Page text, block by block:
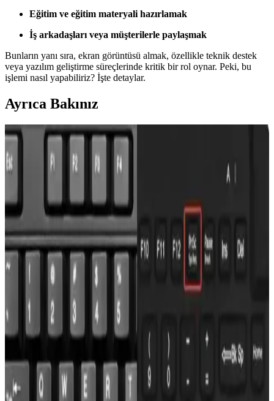
Eğitim ve eğitim materyali hazırlamak
İş arkadaşları veya müşterilerle paylaşmak
Bunların yanı sıra, ekran görüntüsü almak, özellikle teknik destek
veya yazılım geliştirme süreçlerinde kritik bir rol oynar. Peki, bu
işlemi nasıl yapabiliriz? İşte detaylar.
Ayrıca Bakınız
Mobil Cihazlarda Ekran Görüntüsü Alma
Yöntemleri ve İpuçları
Mobil cihazlarda ekran görüntüsü almak için Android ve iOS
kolaylaştırıyoruz.
Çözüm Yöntemleri
Telefon ekran görüntüsü alınırken bulanık çıkma sorunlarının temel
nedenleri ve çözüm yolları, cihaz ve uygulama ayarlarının kontrolü
ile güncellemelerin önemi anlatılıyor.
Bilgisayarda Ekran Görüntüsü Alma ve Geçici
Dosyalarla Çalışma Rehberi
Bu rehberde, Windows ve Mac'te ekran görüntüsü alma yöntemleri
ile geçici dosyaların yönetimi ve temizliği hakkında detaylı bilgiler
ve ipuçları bulabilirsiniz.
iPhone 16 ve iPhone 16e Ekran Görüntüsü Alma